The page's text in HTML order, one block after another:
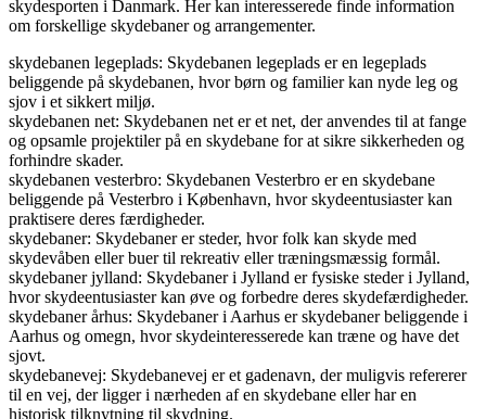
skydesporten i Danmark. Her kan interesserede finde information
om forskellige skydebaner og arrangementer.
skydebanen legeplads: Skydebanen legeplads er en legeplads
beliggende på skydebanen, hvor børn og familier kan nyde leg og
sjov i et sikkert miljø.
skydebanen net: Skydebanen net er et net, der anvendes til at fange
og opsamle projektiler på en skydebane for at sikre sikkerheden og
forhindre skader.
skydebanen vesterbro: Skydebanen Vesterbro er en skydebane
beliggende på Vesterbro i København, hvor skydeentusiaster kan
praktisere deres færdigheder.
skydebaner: Skydebaner er steder, hvor folk kan skyde med
skydevåben eller buer til rekreativ eller træningsmæssig formål.
skydebaner jylland: Skydebaner i Jylland er fysiske steder i Jylland,
hvor skydeentusiaster kan øve og forbedre deres skydefærdigheder.
skydebaner århus: Skydebaner i Aarhus er skydebaner beliggende i
Aarhus og omegn, hvor skydeinteresserede kan træne og have det
sjovt.
skydebanevej: Skydebanevej er et gadenavn, der muligvis refererer
til en vej, der ligger i nærheden af en skydebane eller har en
historisk tilknytning til skydning.